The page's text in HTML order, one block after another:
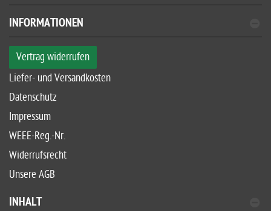
INFORMATIONEN
Vertrag widerrufen
Liefer- und Versandkosten
Datenschutz
Impressum
WEEE-Reg.-Nr.
Widerrufsrecht
Unsere AGB
INHALT